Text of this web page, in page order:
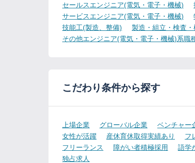
セールスエンジニア(電気・電子・機械)
サービスエンジニア(電気・電子・機械)
技能工(製造、整備)
製造・組立・検査
その他エンジニア(電気・電子・機械)系職
こだわり条件から探す
上場企業 グローバル企業 ベンチャー
女性が活躍
産休育休取得実績あり フ
フリーランス
障がい者積極採用 語学
独占求人